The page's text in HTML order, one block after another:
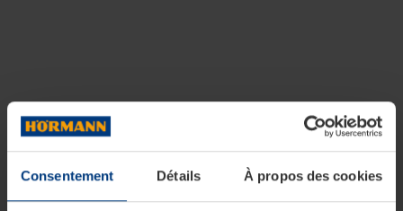
Consentement Détails À propos des cookies